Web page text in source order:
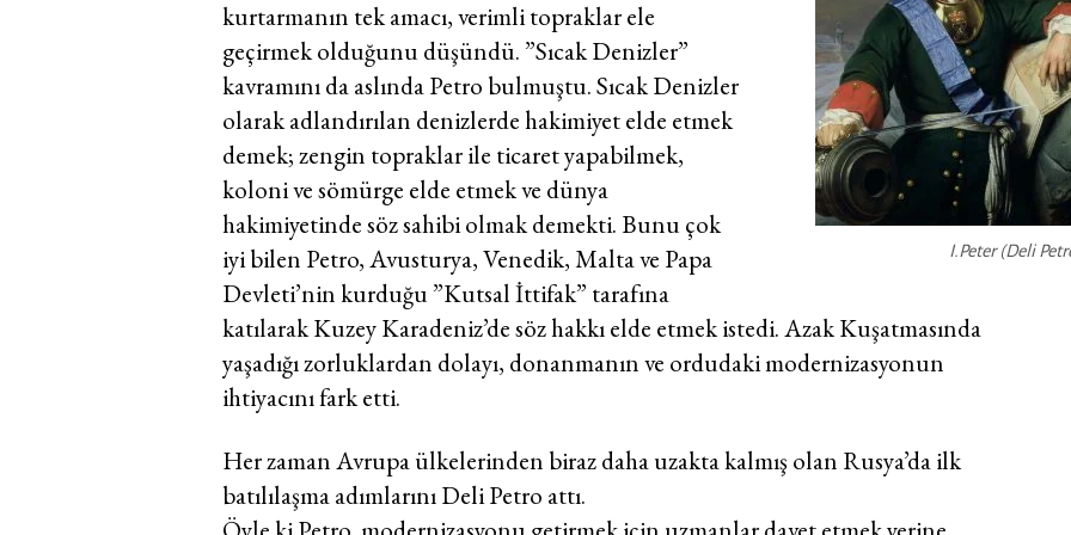
I.Peter (Deli
kurtarmanın tek amacı, verimli topraklar ele
geçirmek olduğunu düşündü. ”Sıcak Denizler”
kavramını da aslında Petro bulmuştu. Sıcak Denizler
olarak adlandırılan denizlerde hakimiyet elde etmek
demek; zengin topraklar ile ticaret yapabilmek,
koloni ve sömürge elde etmek ve dünya
hakimiyetinde söz sahibi olmak demekti. Bunu çok
iyi bilen Petro, Avusturya, Venedik, Malta ve Papa
Devleti’nin kurduğu ”Kutsal İttifak” tarafına
katılarak Kuzey Karadeniz’de söz hakkı elde etmek istedi. Azak Kuşatmasında
yaşadığı zorluklardan dolayı, donanmanın ve ordudaki modernizasyonun
ihtiyacını fark etti.
Her zaman Avrupa ülkelerinden biraz daha uzakta kalmış olan Rusya’da ilk
batılılaşma adımlarını Deli Petro attı.